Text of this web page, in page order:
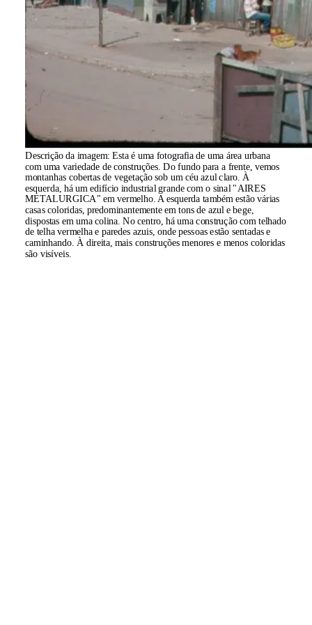
Descrição da imagem:Esta é uma fotografia de uma área urbana
com uma variedade de construções. Do fundo para a frente, vemos
montanhas cobertas de vegetação sob um céu azul claro. À
esquerda, há um edifício industrial grande com o sinal "AIRES
METALURGICA" em vermelho. A esquerda também estão várias
casas coloridas, predominantemente em tons de azul e bege,
dispostas em uma colina. No centro, há uma construção com telhado
de telha vermelha e paredes azuis, onde pessoas estão sentadas e
caminhando. À direita, mais construções menores e menos coloridas
são visíveis.